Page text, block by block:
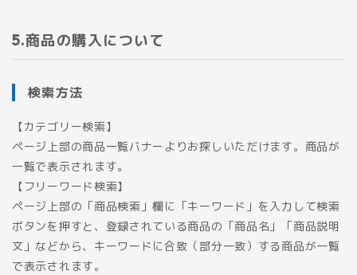
商品の購入について
検索方法
【カテゴリー検索】
ページ上部の商品一覧バナーよりお探しいただけます。商品が
一覧で表示されます。
【フリーワード検索】
ページ上部の「商品検索」欄に「キーワード」を入力して検索
ボタンを押すと、登録されている商品の「商品名」「商品説明
文」などから、キーワードに合致（部分一致）する商品が一覧
で表示されます。